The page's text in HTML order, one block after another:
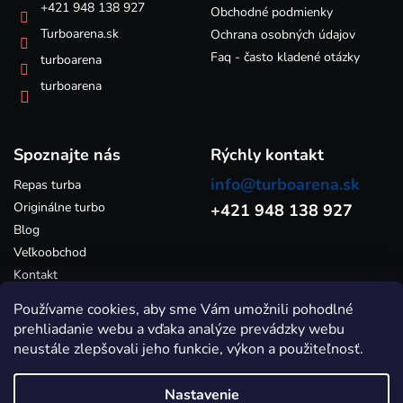
Používame cookies, aby sme Vám umožnili pohodlné
prehliadanie webu a vďaka analýze prevádzky webu
neustále zlepšovali jeho funkcie, výkon a použiteľnosť.
Nastavenie
+421 948 138 927
Turboarena.sk
turboarena
turboarena
Obchodné podmienky
Ochrana osobných údajov
Faq - často kladené otázky
Spoznajte nás
Repas turba
Originálne turbo
Blog
Veľkoobchod
Kontakt
Rýchly kontakt
info@turboarena.sk
+421 948 138 927